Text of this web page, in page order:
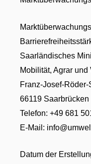
Saarländisches
Mobilität, Agrar
Franz-Josef-
66119 Saarbrücken
Telefon: +49 681
E-Mail:
Datum der